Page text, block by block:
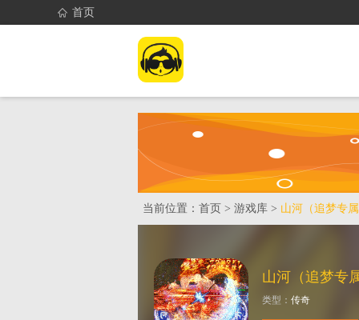
首页
首页 找游戏
当前位置： 首页 > 游戏库 > 山河（追梦专属
山河（追梦专
类型： 传奇